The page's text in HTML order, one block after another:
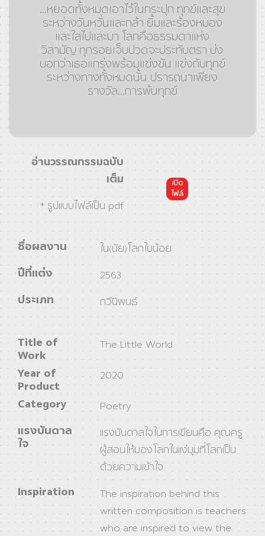
…หยอดทั้งหมดเอาไว้ในกระปุก ทุกข์และสุข
ระหว่างวันหวั่นและกล้า ยิ้มและร้องหมอง
และใสไปและมา โลกคือธรรมดาแห่ง
วิสามัญ ทุกรอยเจ็บปวดจะประทับตรา บ่ง
บอกว่าเธอแกร่งพร้อมแข่งขัน แข่งกับทุกข์
ระหว่างทางทั้งหมดนั้น ปรารถนาเพียง
รางวัล...การพ้นทุกข์
อ่านวรรณกรรมฉบับ
เต็ม
* รูปแบบไฟล์เป็น pdf
เปิด
ไฟล์
ชื่อผลงาน ใน(นัย)โลกใบน้อย
ปีที่แต่ง 2563
ประเภท กวีนิพนธ์
Title of
Work
The Little World
Year of
Product
2020
Category Poetry
แรงบันดาล
ใจ
แรงบันดาลใจในการเขียนคือ คุณครู
ผู้สอนให้มองโลกในแง่มุมที่โลกเป็น
ด้วยความเข้าใจ
Inspiration
The inspiration behind this
written composition is teachers
who are inspired to view the